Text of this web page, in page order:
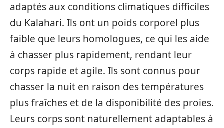
adaptés aux conditions climatiques difficiles
du Kalahari. Ils ont un poids corporel plus
faible que leurs homologues, ce qui les aide
à chasser plus rapidement, rendant leur
corps rapide et agile. Ils sont connus pour
chasser la nuit en raison des températures
plus fraîches et de la disponibilité des proies.
Leurs corps sont naturellement adaptables à